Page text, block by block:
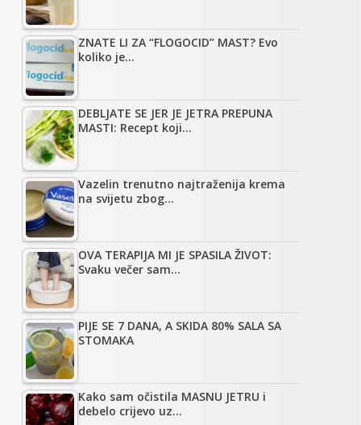
ZNATE LI ZA “FLOGOCID” MAST? Evo
koliko je…
DEBLJATE SE JER JE JETRA PREPUNA
MASTI: Recept koji…
Vazelin trenutno najtraženija krema
na svijetu zbog…
OVA TERAPIJA MI JE SPASILA ŽIVOT:
Svaku večer sam…
PIJE SE 7 DANA, A SKIDA 80% SALA SA
STOMAKA
Kako sam očistila MASNU JETRU i
debelo crijevo uz…